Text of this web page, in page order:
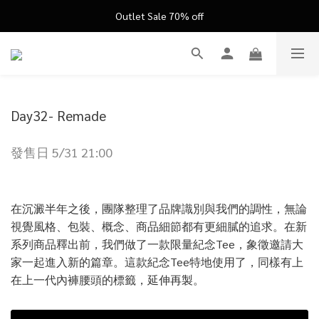
FATHER'S DAY ’26 ｜ 父親節限定盛典
Outlet Sale 70% off
FATHER'S DAY ’26 ｜ 父親節限定盛典
Day32- Remade
發售日 5/31 21:00
在沉澱半年之後，團隊整理了品牌識別與我們的調性，無論
視覺風格、包裝、概念、商品細節都有更細膩的追求。在新
系列商品釋出前，我們做了一款限量紀念Tee，象徵邀請大
家一起進入新的篇章。這款紀念Tee特地使用了，同樣有上
在上一代內褲腰頭的標籤，延伸再製。